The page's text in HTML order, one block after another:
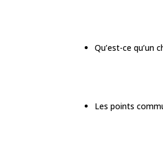
Qu’est-ce qu’un
Les points